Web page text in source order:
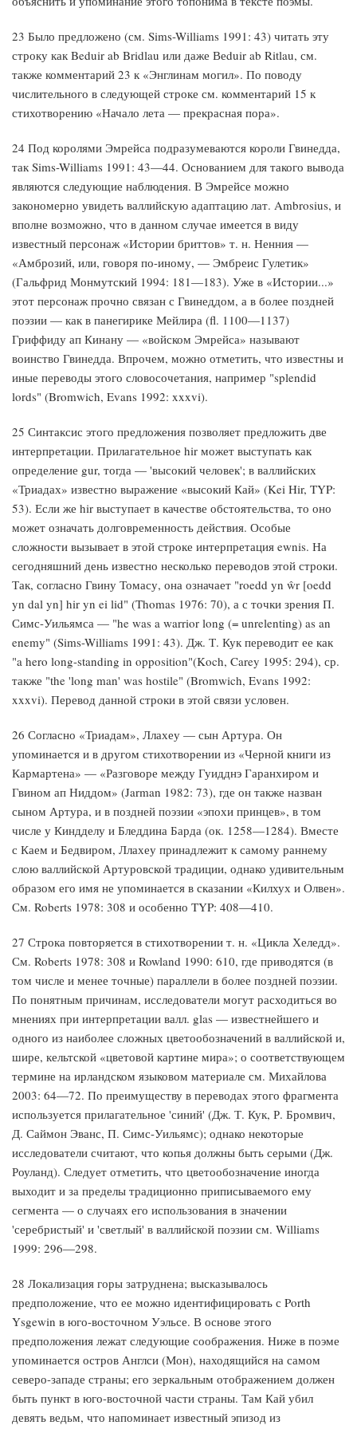
23 Было предложено (см. Sims-Williams 1991: 43) читать эту
строку как Beduir ab Bridlau или даже Веduir ab Ritlau, см.
также комментарий 23 к «Энглинам могил». По поводу
числительного в следующей строке см. комментарий 15 к
стихотворению «Начало лета — прекрасная пора».
24 Под королями Эмрейса подразумеваются короли Гвинедда,
так Sims-Williams 1991: 43—44. Основанием для такого вывода
являются следующие наблюдения. В Эмрейсе можно
закономерно увидеть валлийскую адаптацию лат. Ambrosius, и
вполне возможно, что в данном случае имеется в виду
известный персонаж «Истории бриттов» т. н. Ненния —
«Амброзий, или, говоря по-иному, — Эмбреис Гулетик»
(Гальфрид Монмутский 1994: 181—183). Уже в «Истории...»
этот персонаж прочно связан с Гвинеддом, а в более поздней
поэзии — как в панегирике Мейлира (fl. 1100—1137)
Гриффиду ап Кинану — «войском Эмрейса» называют
воинство Гвинедда. Впрочем, можно отметить, что известны и
иные переводы этого словосочетания, например "splendid
lords" (Bromwich, Evans 1992: xxxvi).
25 Синтаксис этого предложения позволяет предложить две
интерпретации. Прилагательное hir может выступать как
определение gur, тогда — 'высокий человек'; в валлийских
«Триадах» известно выражение «высокий Кай» (Kei Hir, TYP:
53). Если же hir выступает в качестве обстоятельства, то оно
может означать долговременность действия. Особые
сложности вызывает в этой строке интерпретация ewnis. На
сегодняшний день известно несколько переводов этой строки.
Так, согласно Гвину Томасу, она означает "roedd yn ŵr [oedd
yn dal yn] hir yn ei lid" (Thomas 1976: 70), а с точки зрения П.
Симс-Уильямса — "he was a warrior long (= unrelenting) as an
enemy" (Sims-Williams 1991: 43). Дж. Т. Кук переводит ее как
"a hero long-standing in opposition"(Koch, Carey 1995: 294), ср.
также "the 'long man' was hostile" (Bromwich, Evans 1992:
xxxvi). Перевод данной строки в этой связи условен.
26 Согласно «Триадам», Ллахеу — сын Артура. Он
упоминается и в другом стихотворении из «Черной книги из
Кармартена» — «Разговоре между Гуидднэ Гаранхиром и
Гвином ап Ниддом» (Jarman 1982: 73), где он также назван
сыном Артура, и в поздней поэзии «эпохи принцев», в том
числе у Киндделу и Бледдина Барда (ок. 1258—1284). Вместе
с Каем и Бедвиром, Ллахеу принадлежит к самому раннему
слою валлийской Артуровской традиции, однако удивительным
образом его имя не упоминается в сказании «Килхух и Олвен».
См. Roberts 1978: 308 и особенно TYP: 408—410.
27 Строка повторяется в стихотворении т. н. «Цикла Хеледд».
См. Roberts 1978: 308 и Rowland 1990: 610, где приводятся (в
том числе и менее точные) параллели в более поздней поэзии.
По понятным причинам, исследователи могут расходиться во
мнениях при интерпретации валл. glas — известнейшего и
одного из наиболее сложных цветообозначений в валлийской и,
шире, кельтской «цветовой картине мира»; о соответствующем
термине на ирландском языковом материале см. Михайлова
2003: 64—72. По преимуществу в переводах этого фрагмента
используется прилагательное 'синий' (Дж. Т. Кук, Р. Бромвич,
Д. Саймон Эванс, П. Симс-Уильямс); однако некоторые
исследователи считают, что копья должны быть серыми (Дж.
Роуланд). Следует отметить, что цветообозначение иногда
выходит и за пределы традиционно приписываемого ему
сегмента — о случаях его использования в значении
'серебристый' и 'светлый' в валлийской поэзии см. Williams
1999: 296—298.
28 Локализация горы затруднена; высказывалось
предположение, что ее можно идентифицировать с Porth
Ysgewin в юго-восточном Уэльсе. В основе этого
предположения лежат следующие соображения. Ниже в поэме
упоминается остров Англси (Мон), находящийся на самом
северо-западе страны; его зеркальным отображением должен
быть пункт в юго-восточной части страны. Там Кай убил
девять ведьм, что напоминает известный эпизод из